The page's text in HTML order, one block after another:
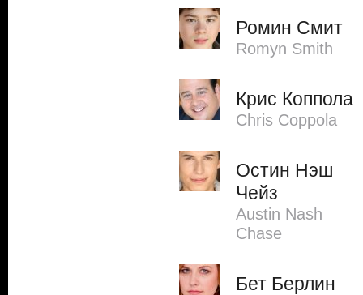
Ромин Смит
Romyn Smith
Крис Коппола
Chris Coppola
Остин Нэш
Чейз
Austin Nash
Chase
Бет Берлин